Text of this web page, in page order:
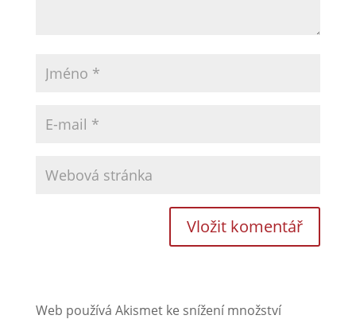
Web používá Akismet ke snížení množství